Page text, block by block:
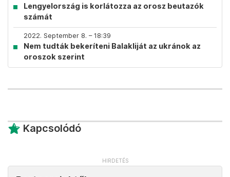
Lengyelország is korlátozza az orosz beutazók
számát
2022. September 8. – 18:39
Nem tudták bekeríteni Balakliját az ukránok az
oroszok szerint
Kapcsolódó